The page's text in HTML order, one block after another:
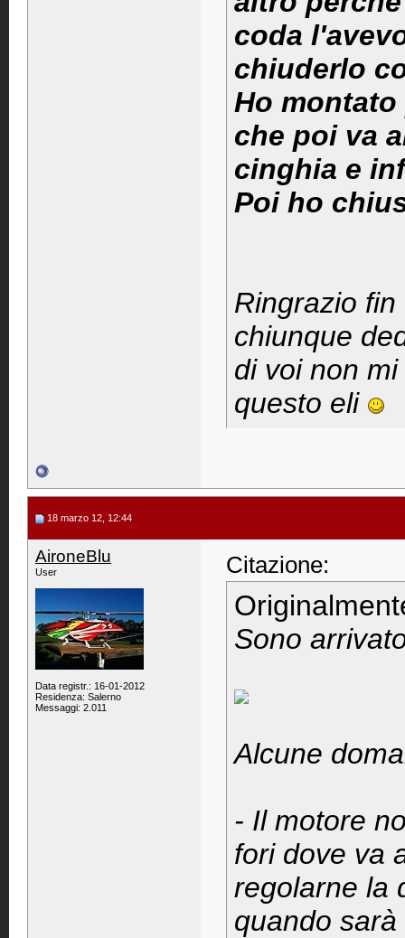
coda
chiuderlo
Ho
che poi va
cinghia e
Poi ho
Ringrazio
chiunque
di voi non
questo eli
18 marzo 12, 12:44
AironeBlu
User
Data registr.: 16-01-2012
Residenza: Salerno
Messaggi: 2.011
Citazione:
Sono
Alcune
- Il motore
fori dove va
regolarne la
quando